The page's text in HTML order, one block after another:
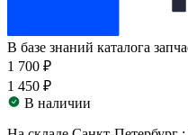
В базе знаний каталога
1 700 ₽
1 450 ₽
В наличии